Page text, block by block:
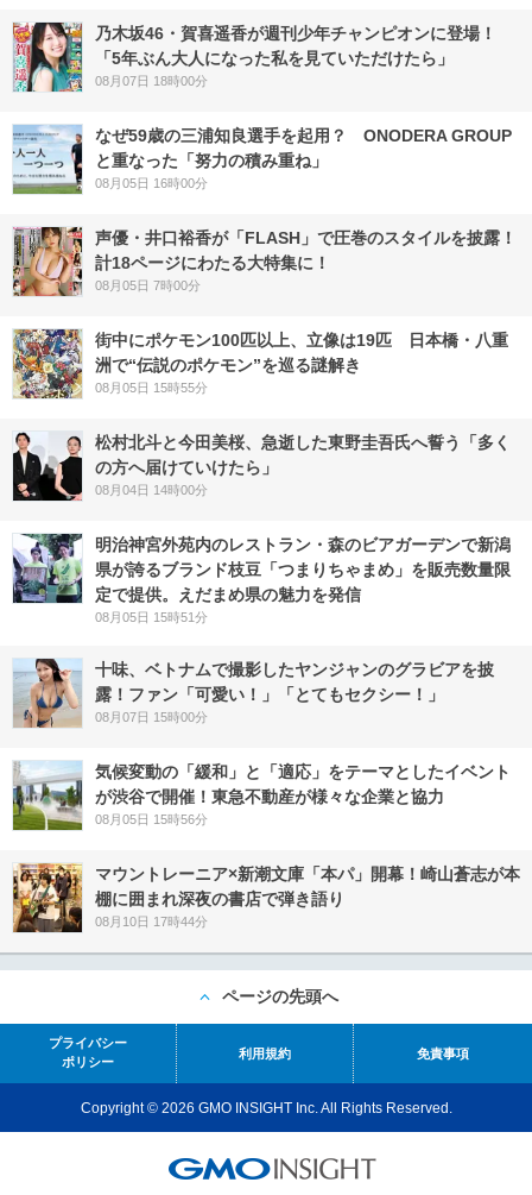
乃木坂46・賀喜遥香が週刊少年チャンピオンに登場！
「5年ぶん大人になった私を見ていただけたら」
08月07日 18時00分
なぜ59歳の三浦知良選手を起用？ ONODERA GROUP
と重なった「努力の積み重ね」
08月05日 16時00分
声優・井口裕香が「FLASH」で圧巻のスタイルを披露！
計18ページにわたる大特集に！
08月05日 7時00分
街中にポケモン100匹以上、立像は19匹 日本橋・八重
洲で“伝説のポケモン”を巡る謎解き
08月05日 15時55分
松村北斗と今田美桜、急逝した東野圭吾氏へ誓う「多く
の方へ届けていけたら」
08月04日 14時00分
明治神宮外苑内のレストラン・森のビアガーデンで新潟
県が誇るブランド枝豆「つまりちゃまめ」を販売数量限
定で提供。えだまめ県の魅力を発信
08月05日 15時51分
十味、ベトナムで撮影したヤンジャンのグラビアを披
露！ファン「可愛い！」「とてもセクシー！」
08月07日 15時00分
気候変動の「緩和」と「適応」をテーマとしたイベント
が渋谷で開催！東急不動産が様々な企業と協力
08月05日 15時56分
マウントレーニア×新潮文庫「本パ」開幕！崎山蒼志が本
棚に囲まれ深夜の書店で弾き語り
08月10日 17時44分
ページの先頭へ
プライバシー
ポリシー
利用規約 免責事項
Copyright © 2026 GMO INSIGHT Inc. All Rights Reserved.